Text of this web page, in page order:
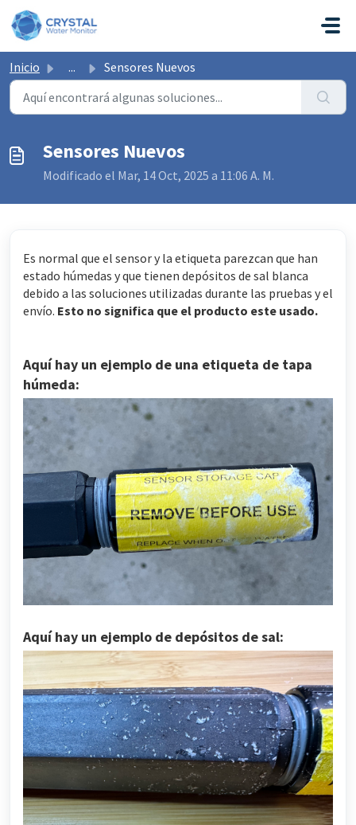
Saltar al contenido principal
Inicio ... Sensores Nuevos
Sensores Nuevos
Modificado el Mar, 14 Oct, 2025 a 11:06 A. M.
Es normal que el sensor y la etiqueta parezcan que han
estado húmedas y que tienen depósitos de sal blanca
debido a las soluciones utilizadas durante las pruebas y el
envío. Esto no significa que el producto este usado.
Aquí hay un ejemplo de una etiqueta de tapa
húmeda:
Aquí hay un ejemplo de depósitos de sal: